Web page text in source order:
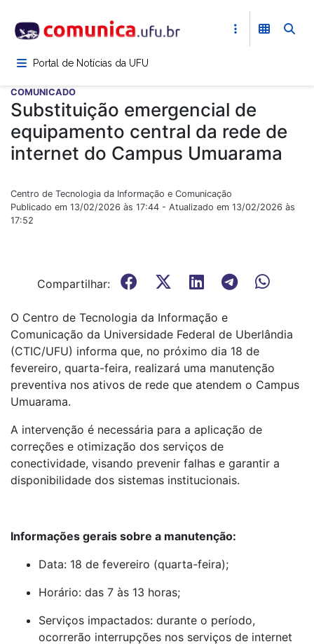
para
conteúdoPortal de Notícias da UFU
COMUNICADO
Substituição emergencial de
equipamento central da rede de
internet do Campus Umuarama
Centro de Tecnologia da Informação e Comunicação
Publicado em 13/02/2026 às 17:44 - Atualizado em 13/02/2026 às
17:52
Compartilhar:
O Centro de Tecnologia da Informação e
Comunicação da Universidade Federal de Uberlândia
(CTIC/UFU) informa que, no próximo dia 18 de
fevereiro, quarta-feira, realizará uma manutenção
preventiva nos ativos de rede que atendem o Campus
Umuarama.
A intervenção é necessária para a aplicação de
correções e otimização dos serviços de
conectividade, visando prevenir falhas e garantir a
disponibilidade dos sistemas institucionais.
Informações gerais sobre a manutenção:
Data: 18 de fevereiro (quarta-feira);
Horário: das 7 às 13 horas;
Serviços impactados: durante o período,
ocorrerão interrupções nos serviços de internet